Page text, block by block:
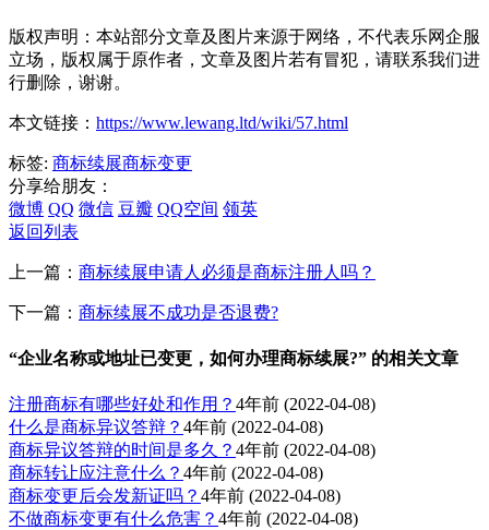
版权声明：本站部分文章及图片来源于网络，不代表乐网企服
立场，版权属于原作者，文章及图片若有冒犯，请联系我们进
行删除，谢谢。
本文链接： https://www.lewang.ltd/wiki/57.html
标签: 商标续展商标变更
分享给朋友：
微博 QQ 微信 豆瓣 QQ空间 领英
返回列表
上一篇： 商标续展申请人必须是商标注册人吗？
下一篇： 商标续展不成功是否退费?
“企业名称或地址已变更，如何办理商标续展?” 的相关文章
注册商标有哪些好处和作用？ 4年前 (2022-04-08)
什么是商标异议答辩？ 4年前 (2022-04-08)
商标异议答辩的时间是多久？ 4年前 (2022-04-08)
商标转让应注意什么？ 4年前 (2022-04-08)
商标变更后会发新证吗？ 4年前 (2022-04-08)
不做商标变更有什么危害？ 4年前 (2022-04-08)